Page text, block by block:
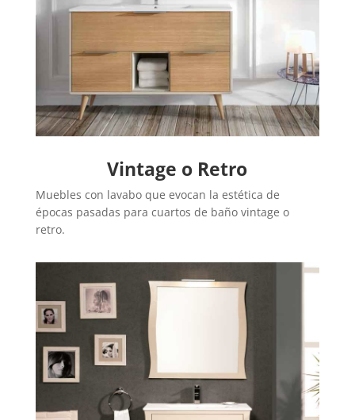
Vintage o Retro
Muebles con lavabo que evocan la estética de
épocas pasadas para cuartos de baño vintage o
retro.